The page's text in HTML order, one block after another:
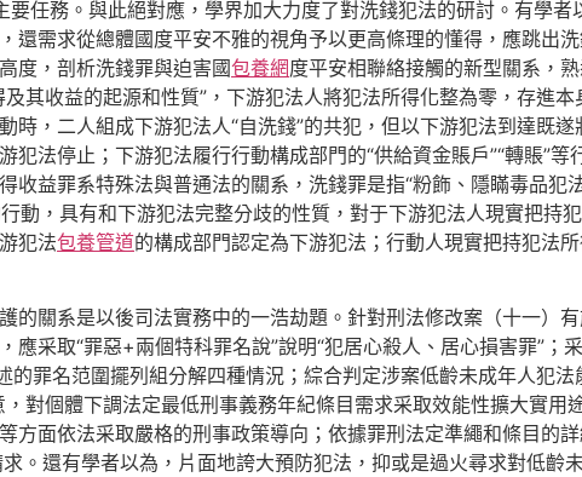
任務。與此絕對應，學界加大力度了對洗錢犯法的研討。有學者
需求從總體國度平安不雅的視角予以更高條理的懂得，應跳出
度，剖析洗錢罪與迫害國包養網度平安相聯絡接觸的新型關系，
其收益的起源和性質”，下游犯法人將犯法所得化整為零，存進本
，二人組成下游犯法人“自洗錢”的共犯，但以下游犯法到達既遂
法停止；下游犯法履行行動構成部門的“供給資金賬戶”“轉賬”等
益罪系特殊法與普通法的關系，洗錢罪是指“粉飾、隱瞞毒品犯
動，具有和下游犯法完整分歧的性質，對于下游犯法人現實把持
犯法包養管道的構成部門認定為下游犯法；行動人現實把持犯法
關系是以後司法實務中的一浩劫題。針對刑法修改案（十一）
采取“罪惡+兩個特科罪名說”說明“犯居心殺人、居心損害罪”；
罪名范圍擺列組分解四種情況；綜合判定涉案低齡未成年人犯法
對個體下調法定最低刑事義務年紀條目需求采取效能性擴大實用
面依法采取嚴格的刑事政策導向；依據罪刑法定準繩和條目的
。還有學者以為，片面地誇大預防犯法，抑或是過火尋求對低齡